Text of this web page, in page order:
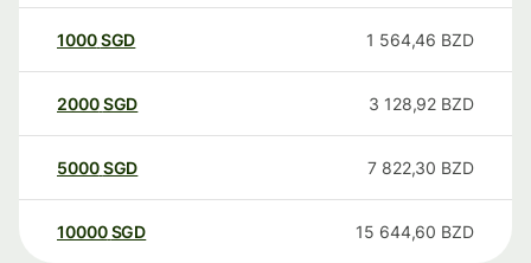
1000SGD 1 564,46 BZD
2000SGD 3 128,92 BZD
5000SGD 7 822,30 BZD
10000 SGD 15 644,60 BZD